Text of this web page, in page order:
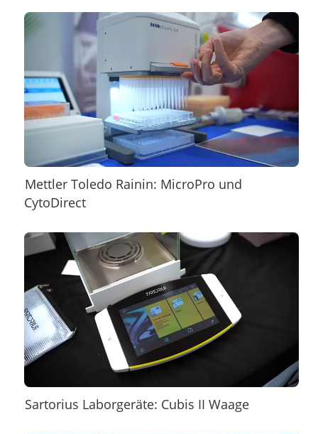
Mettler Toledo Rainin: MicroPro und
CytoDirect
Sartorius Laborgeräte: Cubis II Waage